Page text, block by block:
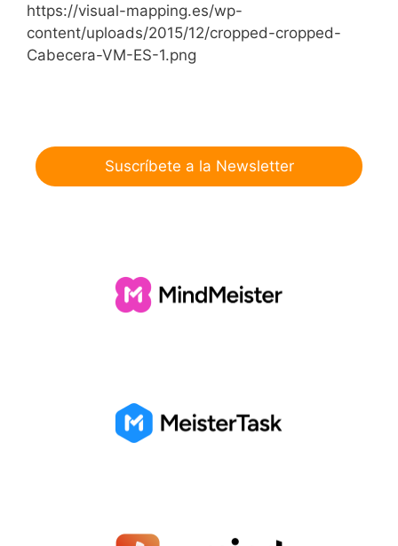
https://visual-mapping.es/wp-
content/uploads/2015/12/cropped-cropped-
Cabecera-VM-ES-1.png
Suscríbete a la Newsletter